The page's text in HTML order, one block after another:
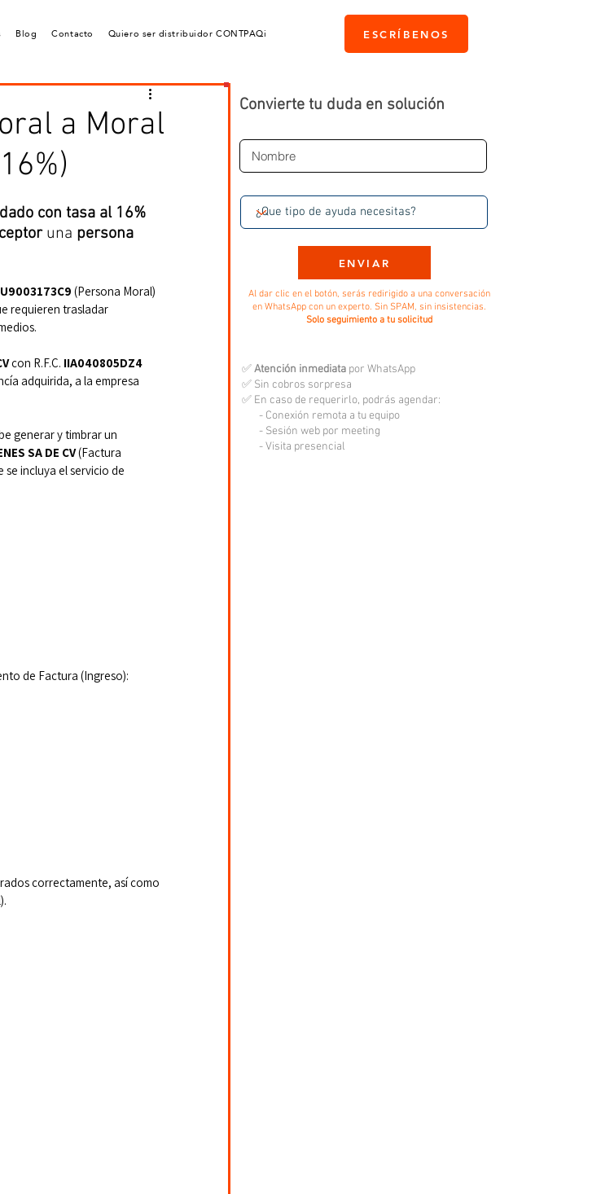
Blog Contacto Quiero ser distribuidor CONTPAQi ESCRÍBENOS
a Moral
con tasa al 16%
una persona
(Persona Moral)
requieren trasladar
con R.F.C. IIA040805DZ4
adquirida, a la empresa
generar y timbrar un
SA DE CV (Factura
se incluya el servicio de
de Factura (Ingreso):
correctamente, así como
Convierte tu duda en solución
ENVIAR
Al dar clic en el botón, serás redirigido a una conversación
en WhatsApp con un experto. Sin SPAM, sin insistencias.
Solo seguimiento a tu solicitud
✅Atención inmediata por WhatsApp
✅ Sin cobros sorpresa
✅ En caso de requerirlo, podrás agendar:
- Conexión remota a tu equipo
- Sesión web por meeting
- Visita presencial